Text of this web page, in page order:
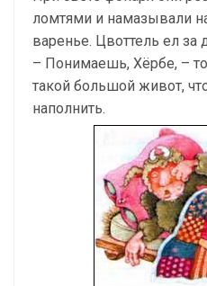
ломтями и намазывали
варенье. Цвоттель ел за
– Понимаешь, Хёрбе, –
такой большой живот,
наполнить.